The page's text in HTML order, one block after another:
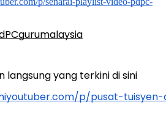
langsung yang terkini di sini
p/pusat-